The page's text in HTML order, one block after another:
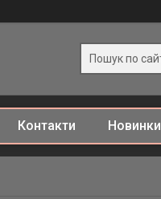
Контакти Новинки